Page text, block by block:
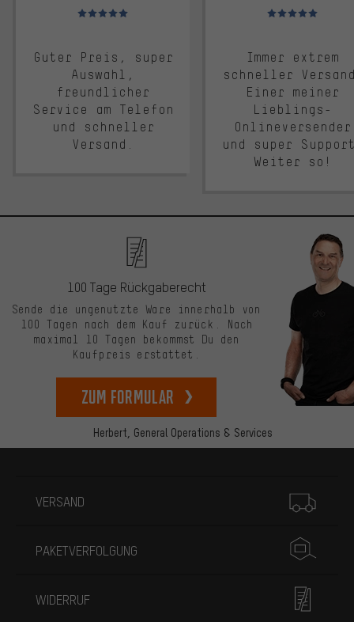
Bewertungen: 5 von 5
Guter Preis, super
Auswahl,
freundlicher
Service am Telefon
und schneller
Versand.
Bewertungen: 5 von 5
Immer extrem
schneller
Einer meiner
Lieblings-
Onlineversender
und super
Weiter so!
Herbert, General Operations & Services
100 Tage Rückgaberecht
Sende die ungenutzte Ware innerhalb von
100 Tagen nach dem Kauf zurück. Nach
maximal 10 Tagen bekommst Du den
Kaufpreis erstattet.
zum Formular
VERSAND
PAKETVERFOLGUNG
WIDERRUF